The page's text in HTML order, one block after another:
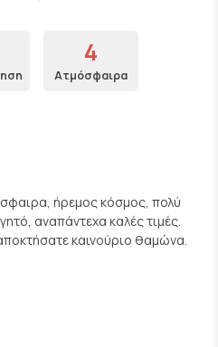
4
Ατμόσφαιρα
ήρεμος κόσμος, πολύ
αναπάντεχα καλές τιμές.
καινούριο θαμώνα.